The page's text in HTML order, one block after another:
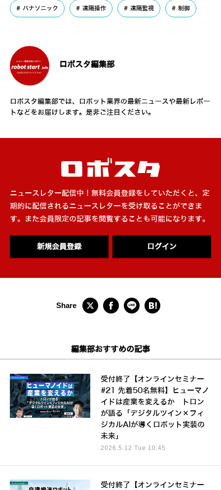
パナソニック 遠隔操作 遠隔監視 制御
ロボスタ編集部
ロボスタ編集部では、ロボット業界の最新ニュースや最新レポー
トなどをお届けします。是非ご注目ください。
ニュースレター配信中！無料会員登録をしていただくと、定
期的に配信されるニュースレターを受け取ることができま
す。また会員限定の記事を閲覧することも可能になります。
新規会員登録 ログイン
編集部おすすめの記事
受付終了【オンラインセミナー
#21 先着50名無料】ヒューマノ
イドは産業を変えるか トロン
が語る「デジタルツイン×フィ
ジカルAIが導くロボット実装の
未来」
2026.5.12 Tue 10:45
受付終了【オンラインセミナー